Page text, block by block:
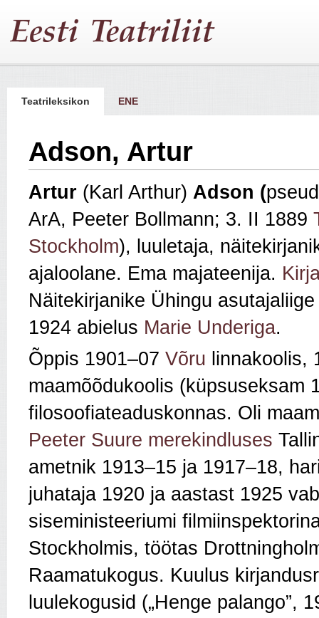
Teatrileksikon ENE
Adson, Artur
Artur (Karl Arthur) Adson (
ArA, Peeter Bollmann; 3. II 1889
Stockholm), luuletaja,
ajaloolane. Ema majateenija.
Näitekirjanike Ühingu
1924 abielus Marie Underiga.
Õppis 1901–07 Võru linnakoolis,
maamõõdukoolis (küpsuseksam
filosoofiateaduskonnas. Oli
Peeter Suure merekindluses
ametnik 1913–15 ja 1917–18,
juhataja 1920 ja aastast 1925
siseministeeriumi
Stockholmis, töötas
Raamatukogus. Kuulus
luulekogusid („Henge palango”,